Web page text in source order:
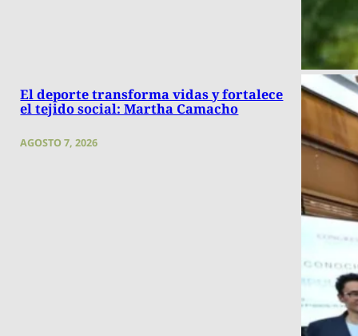
El deporte transforma vidas y fortalece
el tejido social: Martha Camacho
AGOSTO 7, 2026